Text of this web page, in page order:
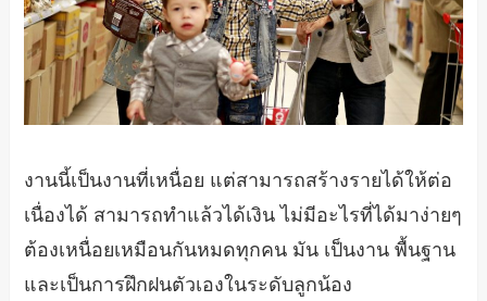
งานนี้เป็นงานที่เหนื่อย แต่สามารถสร้างรายได้ให้ต่อ
เนื่องได้ สามารถทำแล้วได้เงิน ไม่มีอะไรที่ได้มาง่ายๆ
ต้องเหนื่อยเหมือนกันหมดทุกคน มัน เป็นงาน พื้นฐาน
และเป็นการฝึกฝนตัวเองในระดับลูกน้อง